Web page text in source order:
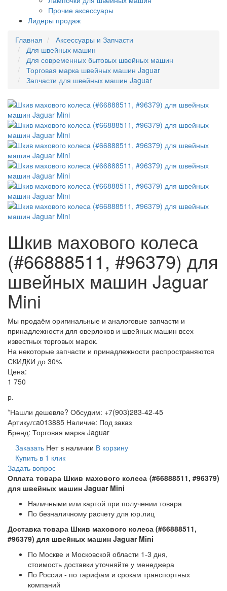
Прочие аксессуары
Лидеры продаж
Главная
Аксессуары и Запчасти
Для швейных машин
Для современных бытовых швейных машин
Торговая марка швейных машин Jaguar
Запчасти для швейных машин Jaguar
Шкив махового колеса
(#66888511, #96379) для
швейных машин Jaguar
Mini
Мы продаём оригинальные и аналоговые запчасти и
принадлежности для оверлоков и швейных машин всех
известных торговых марок.
На некоторые запчасти и принадлежности распространяются
СКИДКИ до 30%
Цена:
1 750
р.
*Нашли дешевле? Обсудим: +7(903)283-42-45
Артикул:a013885 Наличие: Под заказ
Бренд: Торговая марка Jaguar
Заказать Нет в наличии В корзину
Купить в 1 клик
Задать вопрос
Оплата товара Шкив махового колеса (#66888511, #96379)
для швейных машин Jaguar Mini
Наличными или картой при получении товара
По безналичному расчету для юр.лиц
Доставка товара Шкив махового колеса (#66888511,
#96379) для швейных машин Jaguar Mini
По Москве и Московской области 1-3 дня,
стоимость доставки уточняйте у менеджера
По России - по тарифам и срокам транспортных
компаний